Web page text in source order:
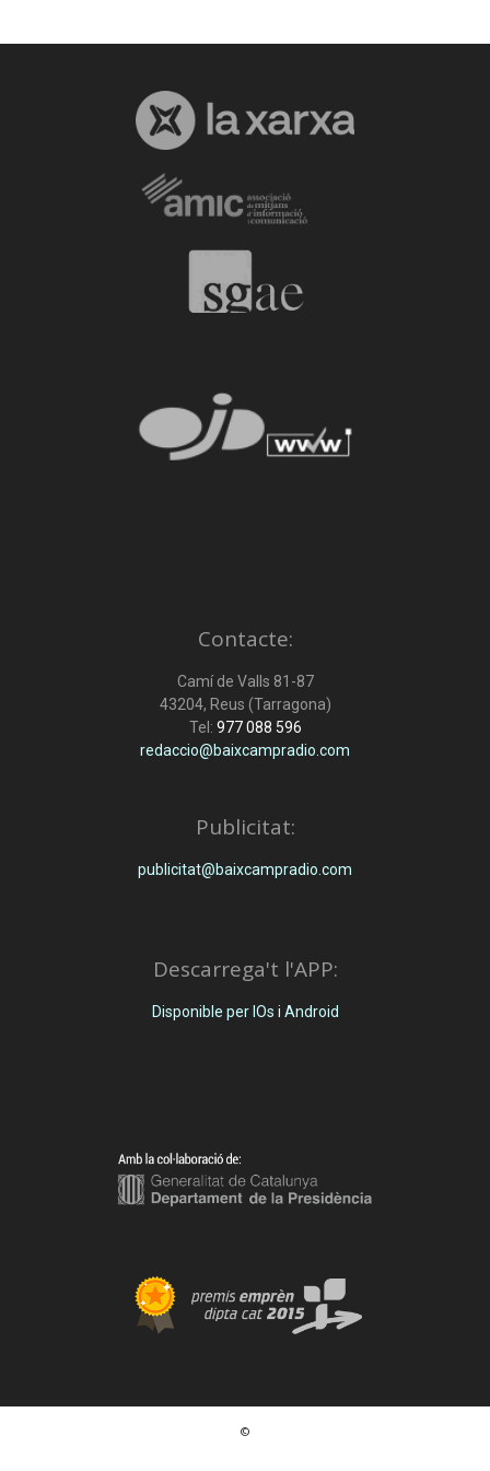
Contacte:
Camí de Valls 81-87
43204, Reus (Tarragona)
Tel: 977 088 596
redaccio@baixcampradio.com
Publicitat:
publicitat@baixcampradio.com
Descarrega't l'APP:
Disponible per IOs i Android
©